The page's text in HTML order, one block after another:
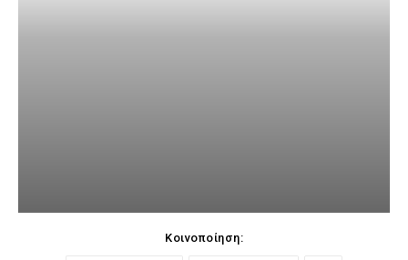
Κοινοποίηση: